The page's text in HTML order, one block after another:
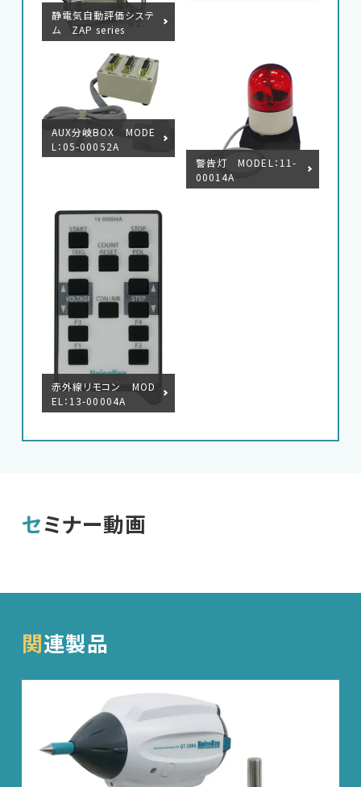
EMC試験器
RF関連製品・試験システム
EMCソリューションセンター
修理・校正
静電気自動評価システ
ム ZAP series
AUX分岐BOX MODE
L：05-00052A
警告灯 MODEL：11-
00014A
赤外線リモコン MOD
EL：13-00004A
セミナー動画
関連製品